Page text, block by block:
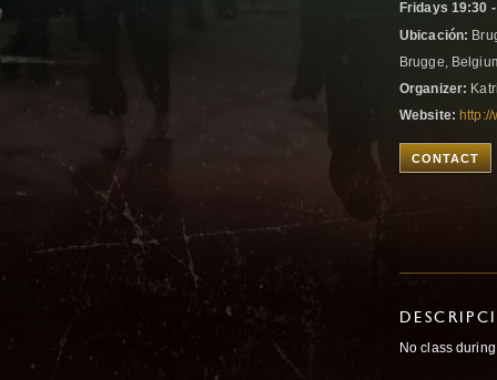
Fridays 19:30
Ubicación:
Brugge,
Organizer:
Website:
CONTACT
No class